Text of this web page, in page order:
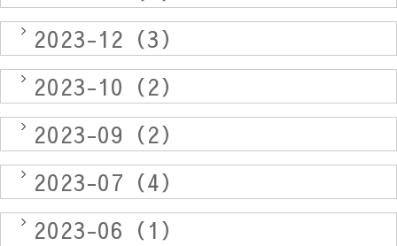
2023-12（3）
2023-10（2）
2023-09（2）
2023-07（4）
2023-06（1）